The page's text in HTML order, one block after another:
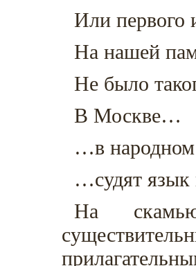
Или первого
На нашей
Не было
В Москве…
…в
…судят язык
На